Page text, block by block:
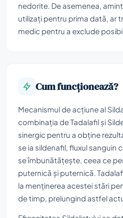
nedorite. De asemenea,
utilizați pentru prima dată, ar
medic pentru a exclude
Cum funcționează?
Mecanismul de acțiune al
combinația de Tadalafil și
sinergic pentru a obține
se ia sildenafil, fluxul sanguin
se îmbunătățește, ceea ce
puternică și puternică.
la menținerea acestei stări
de timp, prelungind astfel